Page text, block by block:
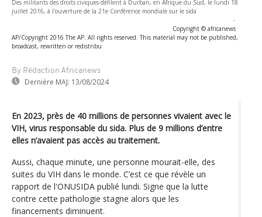
Des militants des droits civiques défilent à Durban, en Afrique du Sud, le lundi 18
juillet 2016, à l'ouverture de la 21e Conférence mondiale sur le sida
-
Copyright © africanews
AP/Copyright 2016 The AP. All rights reserved. This material may not be published,
broadcast, rewritten or redistribu
By Rédaction Africanews
Dernière MAJ: 13/08/2024
En 2023, près de 40 millions de personnes vivaient avec le
VIH, virus responsable du sida. Plus de 9 millions d’entre
elles n’avaient pas accès au traitement.
Aussi, chaque minute, une personne mourait-elle, des
suites du VIH dans le monde. C’est ce que révèle un
rapport de l'ONUSIDA publié lundi. Signe que la lutte
contre cette pathologie stagne alors que les
financements diminuent.